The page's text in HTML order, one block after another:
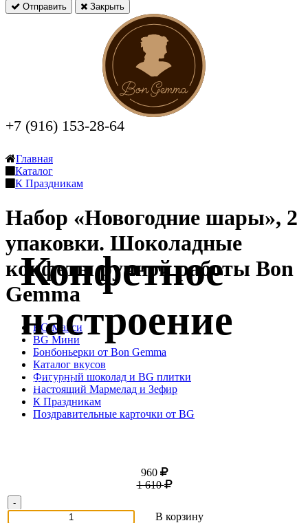
Конфетное
настроение
Оставить заявку
Отправить Закрыть
+7 (916) 153-28-64
Главная
Каталог
К Праздникам
Набор «Новогодние шары», 2
упаковки. Шоколадные
конфеты ручной работы Bon
Gemma
BG Макси
BG Мини
Бонбоньерки от Bon Gemma
Каталог вкусов
Фигурный шоколад и BG плитки
Настоящий Мармелад и Зефир
К Праздникам
Поздравительные карточки от BG
960
1 610
-
В корзину